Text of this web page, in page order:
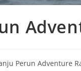
Perun Adventure